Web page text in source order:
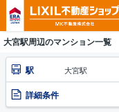
大宮駅周辺のマンション一覧
駅 大宮駅
詳細条件